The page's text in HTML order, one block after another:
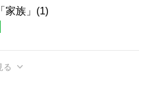
家族」(1)
る